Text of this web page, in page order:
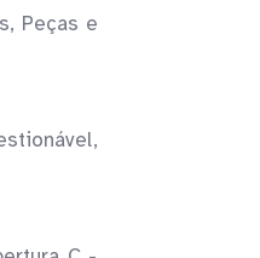
Peças e